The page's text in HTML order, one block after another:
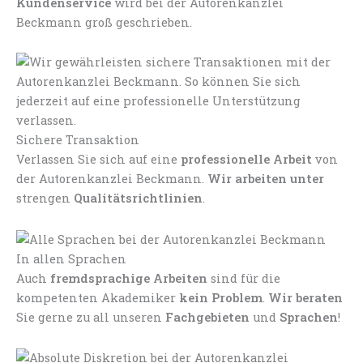
Beckmann groß geschrieben.
Sichere Transaktion
Verlassen Sie sich auf eine professionelle Arbeit von
der Autorenkanzlei Beckmann. Wir arbeiten unter
strengen Qualitätsrichtlinien.
In allen Sprachen
Auch fremdsprachige Arbeiten sind für die
kompetenten Akademiker kein Problem. Wir beraten
Sie gerne zu all unseren Fachgebieten und Sprachen!